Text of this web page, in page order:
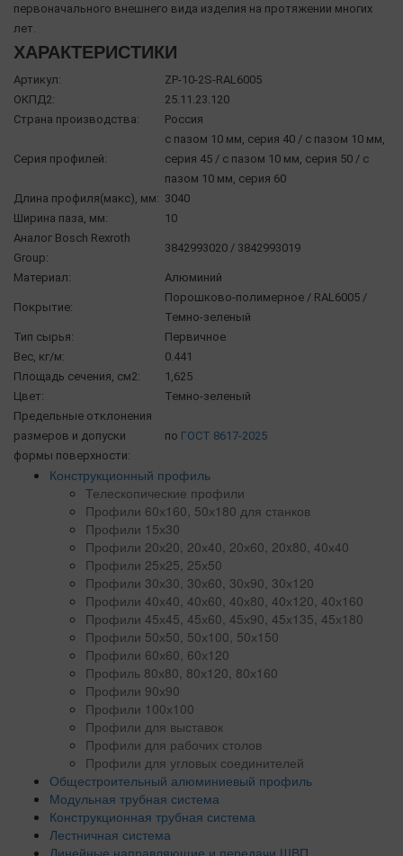
первоначального внешнего вида изделия на протяжении многих
лет.
ХАРАКТЕРИСТИКИ
Артикул:
ZP-10-2S-RAL6005
ОКПД2:
25.11.23.120
Страна производства:
Россия
Серия профилей:
с пазом 10 мм, серия 40 / с пазом 10 мм,
серия 45 / с пазом 10 мм, серия 50 / с
пазом 10 мм, серия 60
Длина профиля(макс), мм: 3040
Ширина паза, мм:
10
Аналог Bosch Rexroth
Group:
3842993020 / 3842993019
Материал: Алюминий
Покрытие:
Порошково-полимерное / RAL6005 /
Темно-зеленый
Тип сырья:
Первичное
Вес, кг/м:
0.441
Площадь сечения, см2:
1,625
Цвет:
Темно-зеленый
Предельные отклонения
размеров и допуски
формы поверхности:
по ГОСТ 8617-2025
Конструкционный профиль
Телескопические профили
Профили 60х160, 50х180 для станков
Профили 15х30
Профили 20х20, 20х40, 20х60, 20x80, 40х40
Профили 25х25, 25х50
Профили 30х30, 30х60, 30х90, 30х120
Профили 40х40, 40х60, 40х80, 40х120, 40х160
Профили 45х45, 45х60, 45х90, 45х135, 45х180
Профили 50х50, 50х100, 50х150
Профили 60х60, 60х120
Профиль 80х80, 80х120, 80х160
Профили 90х90
Профили 100х100
Профили для выставок
Профили для рабочих столов
Профили для угловых соединителей
Общестроительный алюминиевый профиль
Модульная трубная система
Конструкционная трубная система
Лестничная система
Линейные направляющие и передачи ШВП